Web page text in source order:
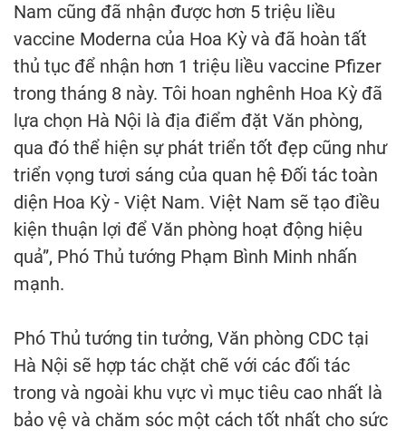
Nam cũng đã nhận được hơn 5 triệu liều
vaccine Moderna của Hoa Kỳ và đã hoàn tất
thủ tục để nhận hơn 1 triệu liều vaccine Pfizer
trong tháng 8 này. Tôi hoan nghênh Hoa Kỳ đã
lựa chọn Hà Nội là địa điểm đặt Văn phòng,
qua đó thể hiện sự phát triển tốt đẹp cũng như
triển vọng tươi sáng của quan hệ Đối tác toàn
diện Hoa Kỳ - Việt Nam. Việt Nam sẽ tạo điều
kiện thuận lợi để Văn phòng hoạt động hiệu
quả”, Phó Thủ tướng Phạm Bình Minh nhấn
mạnh.
Phó Thủ tướng tin tưởng, Văn phòng CDC tại
Hà Nội sẽ hợp tác chặt chẽ với các đối tác
trong và ngoài khu vực vì mục tiêu cao nhất là
bảo vệ và chăm sóc một cách tốt nhất cho sức